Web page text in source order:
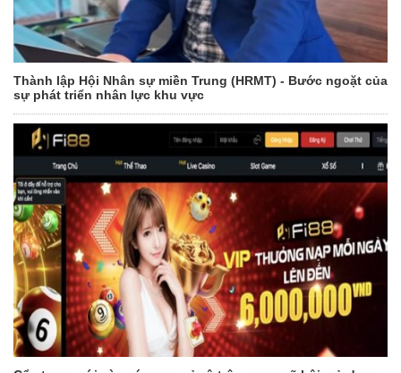
Thành lập Hội Nhân sự miền Trung (HRMT) - Bước ngoặt của
sự phát triển nhân lực khu vực